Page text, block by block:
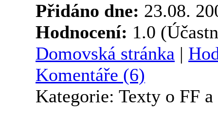
Přidáno dne: 23.08.
Hodnocení: 1.0
Domovská stránka |
Komentáře (6)
Kategorie: Texty o FF